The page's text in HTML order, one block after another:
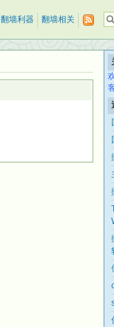
翻墙利器 翻墙相关